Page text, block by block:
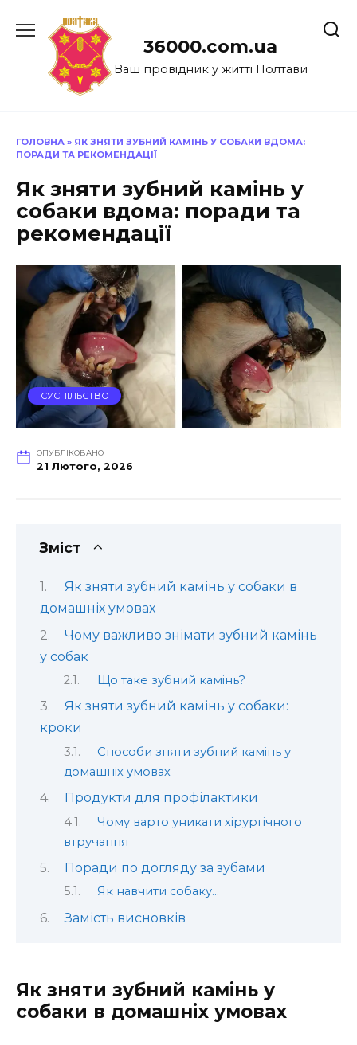
до
36000.com.ua
Ваш провідник у житті Полтави
ГОЛОВНА » ЯК ЗНЯТИ ЗУБНИЙ КАМІНЬ У СОБАКИ ВДОМА:
ПОРАДИ ТА РЕКОМЕНДАЦІЇ
Як зняти зубний камінь у
собаки вдома: поради та
рекомендації
СУСПІЛЬСТВО
ОПУБЛІКОВАНО
21 Лютого, 2026
Зміст
Як зняти зубний камінь у собаки в
домашніх умовах
Чому важливо знімати зубний камінь
у собак
Що таке зубний камінь?
Як зняти зубний камінь у собаки:
кроки
Способи зняти зубний камінь у
домашніх умовах
Продукти для профілактики
Чому варто уникати хірургічного
втручання
Поради по догляду за зубами
Як навчити собаку…
Замість висновків
Як зняти зубний камінь у
собаки в домашніх умовах